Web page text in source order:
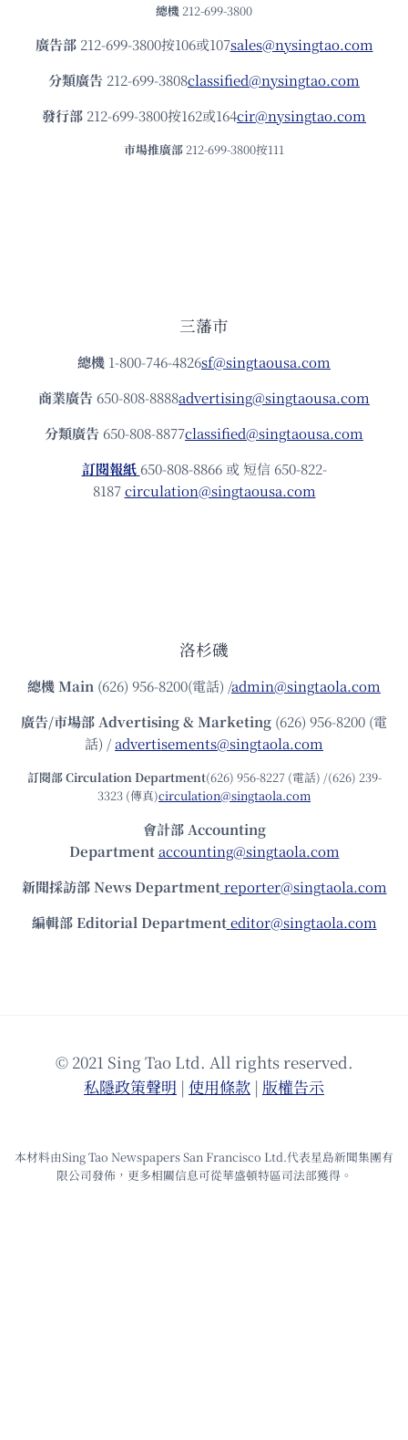
總機 212-699-3800
廣告部212-699-3800按106或107sales@nysingtao.com
分類廣告 212-699-3808classified@nysingtao.com
發⾏部 212-699-3800按162或164cir@nysingtao.com
市場推廣部 212-699-3800按111
三藩市
總機 1-800-746-4826sf@singtaousa.com
商業廣告 650-808-8888advertising@singtaousa.com
分類廣告 650-808-8877classified@singtaousa.com
訂閱報紙 650-808-8866 或 短信 650-822-
8187circulation@singtaousa.com
洛杉磯
總機Main (626) 956-8200(電話) /admin@singtaola.com
廣告/市場部Advertising & Marketing (626) 956-8200 (電
話) /advertisements@singtaola.com
訂閱部 Circulation Department(626) 956-8227 (電話) /(626) 239-
3323 (傳真)circulation@singtaola.com
會計部 Accounting
Department accounting@singtaola.com
新聞採訪部 News Department reporter@singtaola.com
編輯部 Editorial Department editor@singtaola.com
© 2021 Sing Tao Ltd. All rights reserved.
私隱政策聲明 | 使⽤條款 | 版權告⽰
本材料由Sing Tao Newspapers San Francisco Ltd.代表星島新聞集團有
限公司發佈，更多相關信息可從華盛頓特區司法部獲得。